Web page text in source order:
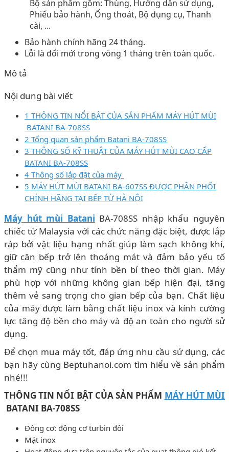
Bộ sản phẩm gồm: Thùng, Hướng dẫn sử dụng,
Phiếu bảo hành, Ống thoát, Bộ dụng cụ, Thanh
cài, ...
Bảo hành chính hãng 24 tháng.
Lỗi là đổi mới trong vòng 1 tháng trên toàn quốc.
Mô tả
Nội dung bài viết
1 THÔNG TIN NỔI BẬT CỦA SẢN PHẨM MÁY HÚT MÙI
BATANI BA-708SS
2 Tổng quan sản phẩm Batani BA-708SS
3 THÔNG SỐ KỸ THUẬT CỦA MÁY HÚT MÙI CAO CẤP
BATANI BA-708SS
4 Thông số lắp đặt của máy
5 MÁY HÚT MÙI BATANI BA-607SS ĐƯỢC PHÂN PHỐI
CHÍNH HÃNG TẠI BẾP TỪ HÀ NỘI
Máy hút mùi Batani BA-708SS nhập khẩu nguyên
chiếc từ Malaysia với các chức năng đặc biệt, được lắp
ráp bởi vật liệu hạng nhất giúp làm sạch không khí,
giữ căn bếp trở lên thoáng mát và đảm bảo yếu tố
thẩm mỹ cũng như tính bền bỉ theo thời gian. Máy
phù hợp với những không gian bếp hiện đại, tăng
thêm vẻ sang trọng cho gian bếp của bạn. Chất liệu
của máy được làm bằng chất liệu inox và kính cường
lực tăng độ bền cho máy và độ an toàn cho người sử
dụng.
Để chọn mua máy tốt, đáp ứng nhu cầu sử dụng, các
bạn hãy cùng Beptuhanoi.com tìm hiểu về sản phẩm
nhé!!!
THÔNG TIN NỔI BẬT CỦA SẢN PHẨM MÁY HÚT MÙI
BATANI BA-708SS
Đông cơ: động cơ turbin đôi
Mặt inox